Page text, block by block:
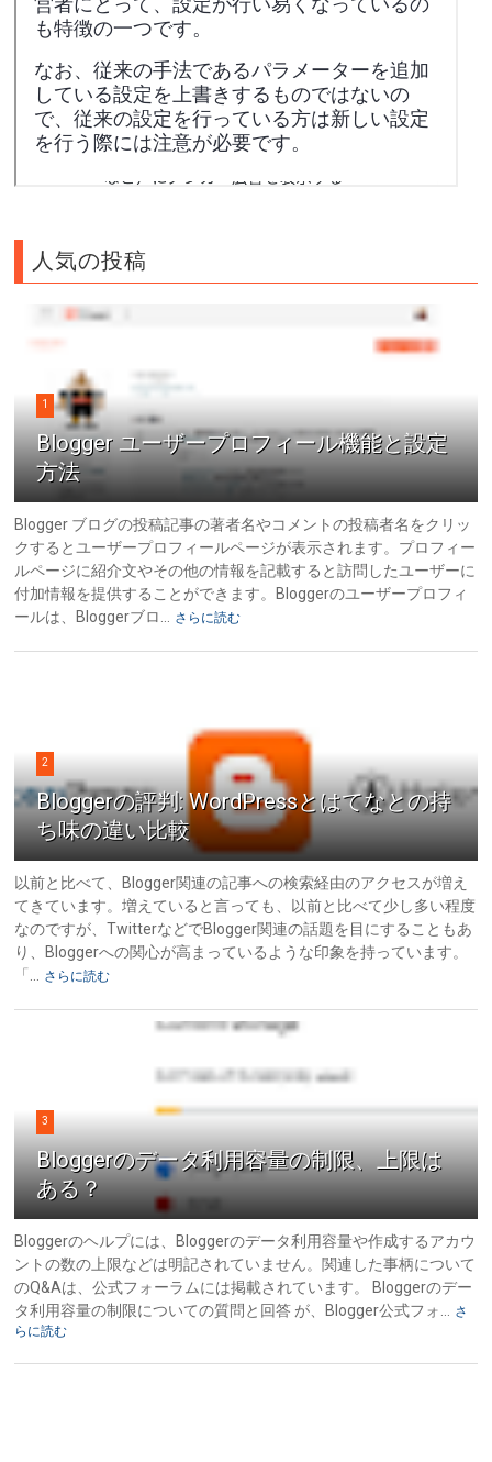
人気の投稿
1
Blogger ユーザープロフィール機能と設定
方法
Blogger ブログの投稿記事の著者名やコメントの投稿者名をクリッ
クするとユーザープロフィールページが表示されます。プロフィー
ルページに紹介文やその他の情報を記載すると訪問したユーザーに
付加情報を提供することができます。Bloggerのユーザープロフィ
ールは、Bloggerブロ...
さらに読む
2
Bloggerの評判: WordPressとはてなとの持
ち味の違い比較
以前と比べて、Blogger関連の記事への検索経由のアクセスが増え
てきています。増えていると言っても、以前と比べて少し多い程度
なのですが、TwitterなどでBlogger関連の話題を目にすることもあ
り、Bloggerへの関心が高まっているような印象を持っています。
「...
さらに読む
3
Bloggerのデータ利用容量の制限、上限は
ある？
Bloggerのヘルプには、Bloggerのデータ利用容量や作成するアカウ
ントの数の上限などは明記されていません。関連した事柄について
のQ&Aは、公式フォーラムには掲載されています。 Bloggerのデー
タ利用容量の制限についての質問と回答 が、Blogger公式フォ...
さ
らに読む